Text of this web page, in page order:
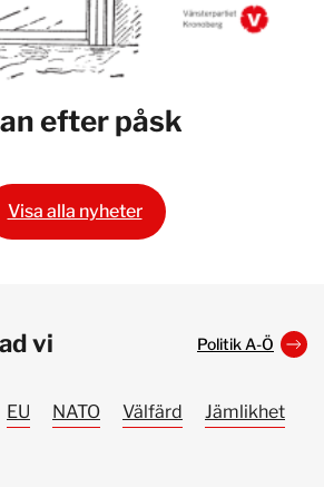
efter påsk
Visa alla nyheter
vi
Politik A-Ö
EU NATO Välfärd
Jämlikhet